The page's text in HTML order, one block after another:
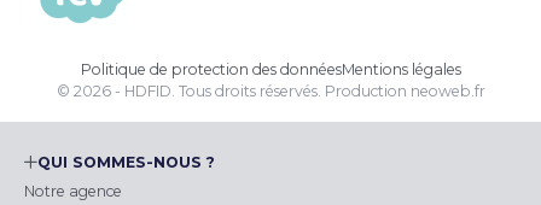
Politique de protection des donnéesMentions légales
© 2026 - HDFID. Tous droits réservés. Production neoweb.fr
QUI SOMMES-NOUS ?
Notre agence